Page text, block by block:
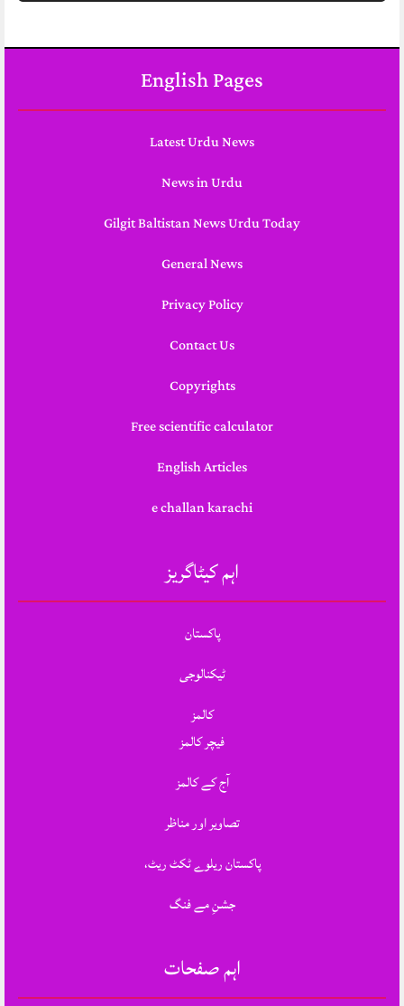
English Pages
Latest Urdu News
News in Urdu
Gilgit Baltistan News Urdu Today
General News
Privacy Policy
Contact Us
Copyrights
Free scientific calculator
English Articles
e challan karachi
اہم کیٹاگریز
پاکستان
ٹیکنالوجی
کالمز
فیچر کالمز
آج کے کالمز
تصاویر اور مناظر
پاکستان ریلوے ٹکٹ ریٹ،
جشنِ مے فنگ
اہم صفحات